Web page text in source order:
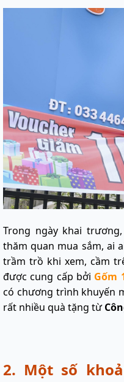
Trong ngày khai
thăm quan mua sắm, ai
trầm trồ khi xem, cầm
được cung cấp bởi Gốm
có chương trình khuyến
rất nhiều quà tặng từ
2. Một số